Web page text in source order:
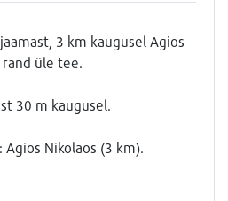
3 km kaugusel Agios
rand üle tee.
30 m kaugusel.
: Agios Nikolaos (3 km).